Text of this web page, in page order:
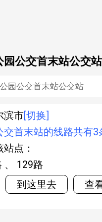
园公交首末站公交站
园公交首末站公交站
滨市 [切换]
交首末站的线路共有3
点：
124路 、 125路 、 129路
到这里去 查